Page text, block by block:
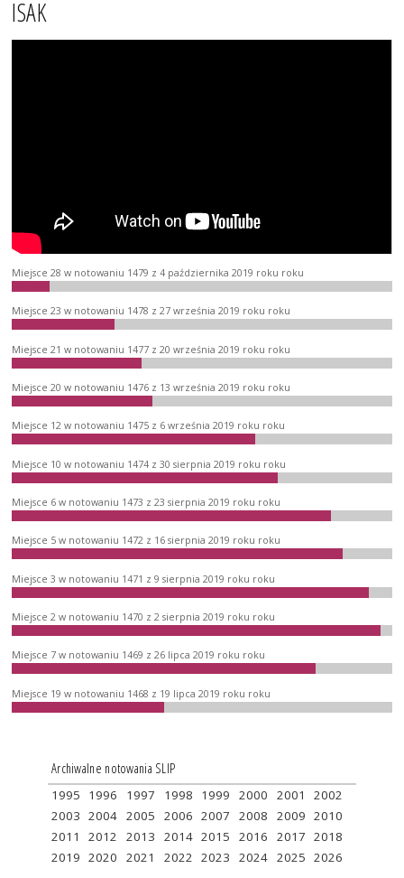
ISAK
Miejsce 28 w notowaniu 1479 z 4 października 2019 roku roku
Miejsce 23 w notowaniu 1478 z 27 września 2019 roku roku
Miejsce 21 w notowaniu 1477 z 20 września 2019 roku roku
Miejsce 20 w notowaniu 1476 z 13 września 2019 roku roku
Miejsce 12 w notowaniu 1475 z 6 września 2019 roku roku
Miejsce 10 w notowaniu 1474 z 30 sierpnia 2019 roku roku
Miejsce 6 w notowaniu 1473 z 23 sierpnia 2019 roku roku
Miejsce 5 w notowaniu 1472 z 16 sierpnia 2019 roku roku
Miejsce 3 w notowaniu 1471 z 9 sierpnia 2019 roku roku
Miejsce 2 w notowaniu 1470 z 2 sierpnia 2019 roku roku
Miejsce 7 w notowaniu 1469 z 26 lipca 2019 roku roku
Miejsce 19 w notowaniu 1468 z 19 lipca 2019 roku roku
Archiwalne notowania SLIP
1995 1996 1997 1998 1999 2000 2001
2002
2003 2004 2005 2006 2007 2008 2009 2010
2011
2012 2013 2014 2015 2016 2017 2018
2019 2020 2021 2022 2023 2024 2025 2026